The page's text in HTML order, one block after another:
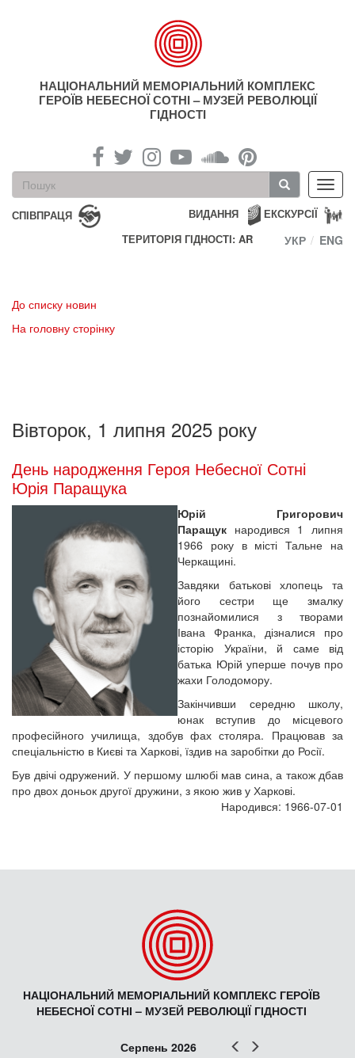
НАЦІОНАЛЬНИЙ МЕМОРІАЛЬНИЙ КОМПЛЕКС
ГЕРОЇВ НЕБЕСНОЇ СОТНІ – МУЗЕЙ РЕВОЛЮЦІЇ
ГІДНОСТІ
Пошукова
форма
Пошук
СПІВПРАЦЯ ЕКСКУРСІЇ
ВИДАННЯ
ТЕРИТОРІЯ ГІДНОСТІ: AR
УКР ENG
До списку новин
На головну сторінку
Вівторок, 1 липня 2025 року
День народження Героя Небесної Сотні
Юрія Паращука
Юрій Григорович
Паращук народився 1 липня
1966 року в місті Тальне на
Черкащині.
Завдяки батькові хлопець та
його сестри ще змалку
познайомилися з творами
Івана Франка, дізналися про
історію України, й саме від
батька Юрій уперше почув про
жахи Голодомору.
Закінчивши середню школу,
юнак вступив до місцевого
професійного училища, здобув фах столяра. Працював за
спеціальністю в Києві та Харкові, їздив на заробітки до Росії.
Був двічі одружений. У першому шлюбі мав сина, а також дбав
про двох доньок другої дружини, з якою жив у Харкові.
Народився: 1966-07-01
НАЦІОНАЛЬНИЙ МЕМОРІАЛЬНИЙ КОМПЛЕКС ГЕРОЇВ
НЕБЕСНОЇ СОТНІ – МУЗЕЙ РЕВОЛЮЦІЇ ГІДНОСТІ
Попер
Серпень 2026